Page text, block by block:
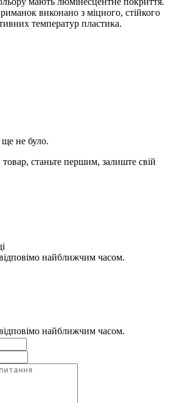
виконано з міцного, стійкого
температур пластика.
ще не було.
станьте першим, залиште свій
найближчим часом.
найближчим часом.